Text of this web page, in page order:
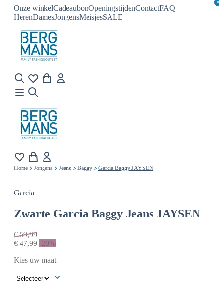
Onze winkelCadeaubonOpeningstijdenContactFAQ
HerenDamesJongensMeisjesSALE
×
×
Home Jongens Jeans Baggy Garcia Baggy JAYSEN
Garcia
Zwarte Garcia Baggy Jeans JAYSEN
€59,99
€ 47,99 -20%
Kies uw maat